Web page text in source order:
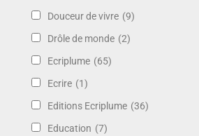
Douceur de vivre (9)
Drôle de monde (2)
Ecriplume (65)
Ecrire (1)
Editions Ecriplume (36)
Education (7)